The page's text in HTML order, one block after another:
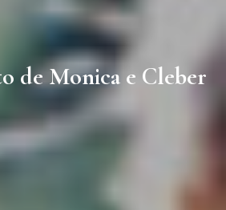
de Monica e Cleber